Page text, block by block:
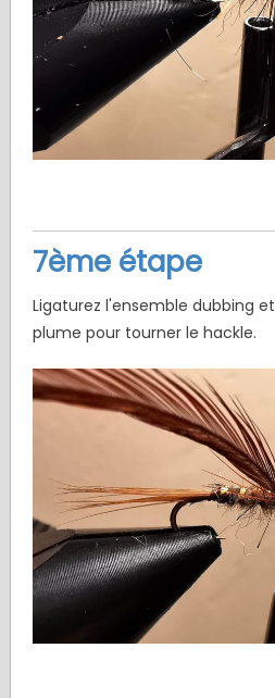
7ème étape
Ligaturez l'ensemble dubbing
plume pour tourner le hackle.